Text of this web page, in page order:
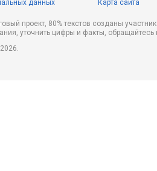
данных
Карта сайта
проект, 80% текстов созданы
уточнить цифры и факты,